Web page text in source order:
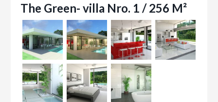
The Green- villa Nro. 1 / 256 M²